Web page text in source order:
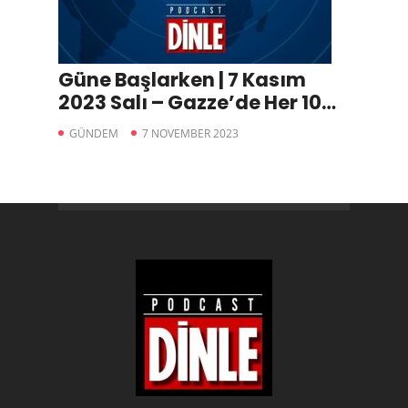
Güne Başlarken | 7 Kasım
2023 Salı – Gazze’de Her 10
dakikada 1 Çocuk
GÜNDEM 7 NOVEMBER 2023